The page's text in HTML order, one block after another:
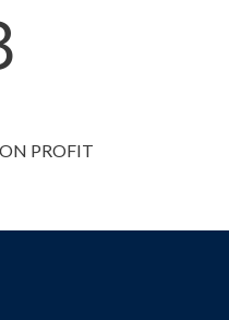
PROFIT